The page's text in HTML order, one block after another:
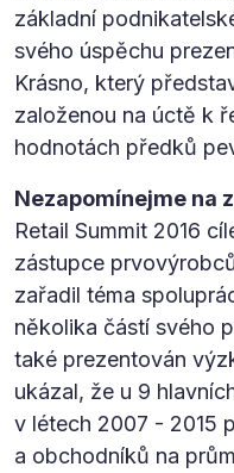
základní
svého úspěchu
Krásno, který
založenou na úctě k
hodnotách předků
Nezapomínejme na
Retail Summit 2016
zástupce
zařadil téma
několika částí svého
také prezentován
ukázal, že u 9
v létech 2007 - 2015
a obchodníků na